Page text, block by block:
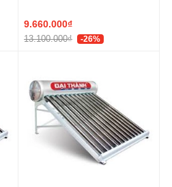
9.660.000₫
13.100.000₫ -26%